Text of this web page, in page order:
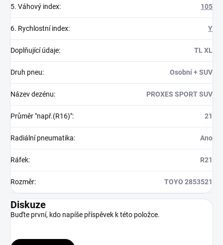
5. Váhový index: 105
6. Rychlostní index: Y
Doplňující údaje: TL XL
Druh pneu: Osobní + SUV
Název dezénu: PROXES SPORT SUV
Průměr "např.(R16)": 21
Radiální pneumatika: Ano
Ráfek: R21
Rozměr: TOYO 2853521
Diskuze
Buďte první, kdo napíše příspěvek k této položce.